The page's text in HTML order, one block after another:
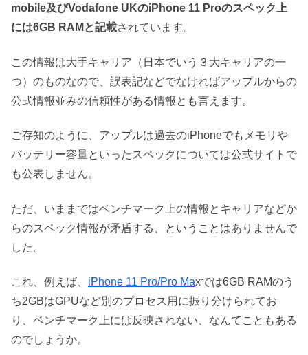
mobile及びVodafone UKのiPhone 11 Proのスペック上
には6GB RAMと記載されています。
この情報は大手キャリア（日本でいう３大キャリアの一
つ）のものなので、誤表記などでなければアップルからの
公式情報並みの信頼性がある情報とも言えます。
ご存知のように、アップルは過去のiPhoneでもメモリや
バッテリー容量といったスペックについては公式サイトで
も公表しません。
ただ、いままではベンチマーク上の情報とキャリアなどか
らのスペック情報が矛盾する、ということはありませんで
した。
これ、例えば、 iPhone 11 Pro/Pro Maxでは6GB RAMのう
ち2GBはGPUなど別のプロセス用に振り分けられてお
り、ベンチマーク上には反映されない、なんてこともある
のでしょうか。